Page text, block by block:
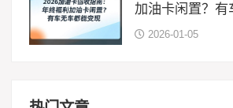
加油卡闲置？
2026-01-05